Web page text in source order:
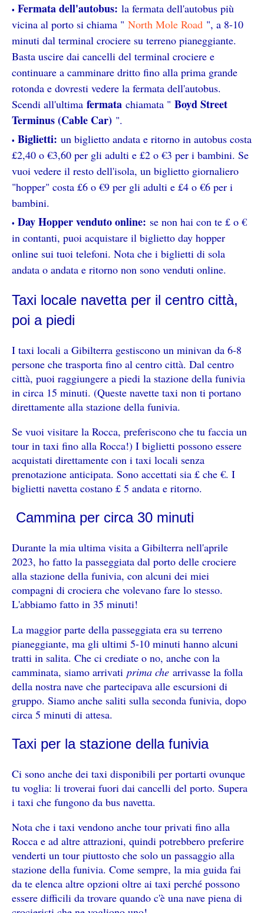
Fermata dell'autobus: la fermata dell'autobus più
vicina al porto si chiama " North Mole Road ", a 8-10
minuti dal terminal crociere su terreno pianeggiante.
Basta uscire dai cancelli del terminal crociere e
continuare a camminare dritto fino alla prima grande
rotonda e dovresti vedere la fermata dell'autobus.
Scendi all'ultima fermata chiamata " Boyd Street
Terminus (Cable Car) ".
Biglietti: un biglietto andata e ritorno in autobus costa
£2,40 o €3,60 per gli adulti e £2 o €3 per i bambini. Se
vuoi vedere il resto dell'isola, un biglietto giornaliero
"hopper" costa £6 o €9 per gli adulti e £4 o €6 per i
bambini.
Day Hopper venduto online: se non hai con te £ o €
in contanti, puoi acquistare il biglietto day hopper
online sui tuoi telefoni. Nota che i biglietti di sola
andata o andata e ritorno non sono venduti online.
Taxi locale navetta per il centro città,
poi a piedi
I taxi locali a Gibilterra gestiscono un minivan da 6-8
persone che trasporta fino al centro città. Dal centro
città, puoi raggiungere a piedi la stazione della funivia
in circa 15 minuti. (Queste navette taxi non ti portano
direttamente alla stazione della funivia.
Se vuoi visitare la Rocca, preferiscono che tu faccia un
tour in taxi fino alla Rocca!) I biglietti possono essere
acquistati direttamente con i taxi locali senza
prenotazione anticipata. Sono accettati sia £ che €. I
biglietti navetta costano £ 5 andata e ritorno.
Cammina per circa 30 minuti
Durante la mia ultima visita a Gibilterra nell'aprile
2023, ho fatto la passeggiata dal porto delle crociere
alla stazione della funivia, con alcuni dei miei
compagni di crociera che volevano fare lo stesso.
L'abbiamo fatto in 35 minuti!
La maggior parte della passeggiata era su terreno
pianeggiante, ma gli ultimi 5-10 minuti hanno alcuni
tratti in salita. Che ci crediate o no, anche con la
camminata, siamo arrivati ​​prima che arrivasse la folla
della nostra nave che partecipava alle escursioni di
gruppo. Siamo anche saliti sulla seconda funivia, dopo
circa 5 minuti di attesa.
Taxi per la stazione della funivia
Ci sono anche dei taxi disponibili per portarti ovunque
tu voglia: li troverai fuori dai cancelli del porto. Supera
i taxi che fungono da bus navetta.
Nota che i taxi vendono anche tour privati ​​fino alla
Rocca e ad altre attrazioni, quindi potrebbero preferire
venderti un tour piuttosto che solo un passaggio alla
stazione della funivia. Come sempre, la mia guida fai
da te elenca altre opzioni oltre ai taxi perché possono
essere difficili da trovare quando c'è una nave piena di